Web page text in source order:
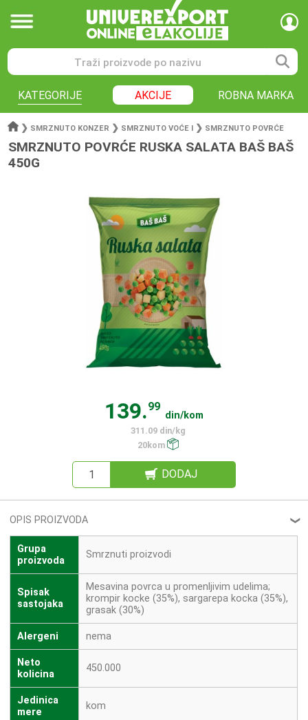
KATEGORIJE AKCIJE ROBNA MARKA
❯ SMRZNUTO KONZER ❯ SMRZNUTO VOĆE I ❯ SMRZNUTO POVRĆE
SMRZNUTO POVRĆE RUSKA SALATA BAŠ BAŠ
450G
139.99
din/kom
311.09 din/kg
20kom
DODAJ
OPIS PROIZVODA ❮
Grupa
proizvoda
Smrznuti proizvodi
Spisak
sastojaka
Mesavina povrca u promenljivim udelima;
krompir kocke (35%), sargarepa kocka (35%),
grasak (30%)
Alergeni nema
Neto
kolicina
450.000
Jedinica
mere
kom